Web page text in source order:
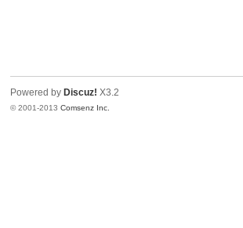
Powered by Discuz! X3.2
© 2001-2013Comsenz Inc.